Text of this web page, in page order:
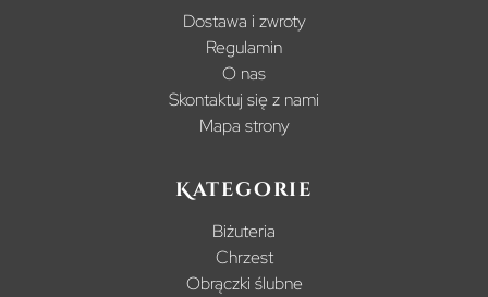
Dostawa i zwroty
Regulamin
O nas
Skontaktuj się z nami
Mapa strony
Kategorie
Biżuteria
Chrzest
Obrączki ślubne